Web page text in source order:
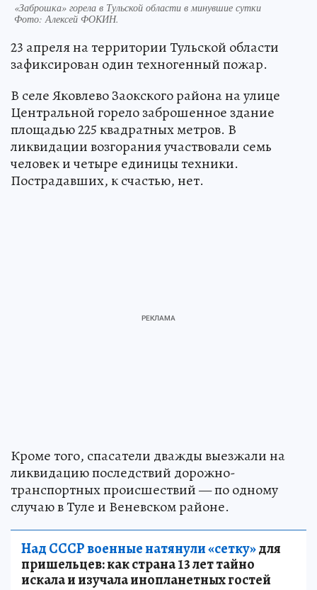
«Заброшка» горела в Тульской области в минувшие сутки
Фото:Алексей ФОКИН.
23 апреля на территории Тульской области
зафиксирован один техногенный пожар.
В селе Яковлево Заокского района на улице
Центральной горело заброшенное здание
площадью 225 квадратных метров. В
ликвидации возгорания участвовали семь
человек и четыре единицы техники.
Пострадавших, к счастью, нет.
Кроме того, спасатели дважды выезжали на
ликвидацию последствий дорожно-
транспортных происшествий — по одному
случаю в Туле и Веневском районе.
Над СССР военные натянули «сетку»для
пришельцев: как страна 13 лет тайно
искала и изучала инопланетных гостей